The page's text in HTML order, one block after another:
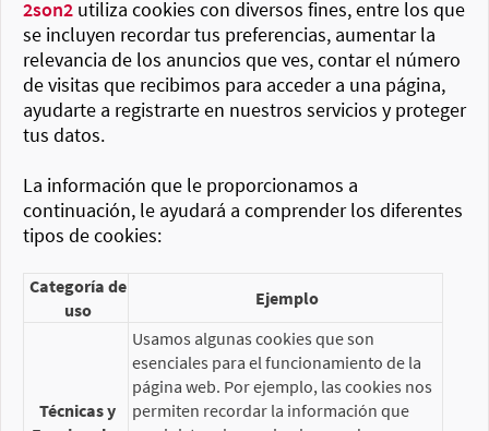
2son2 utiliza cookies con diversos fines, entre los que
se incluyen recordar tus preferencias, aumentar la
relevancia de los anuncios que ves, contar el número
de visitas que recibimos para acceder a una página,
ayudarte a registrarte en nuestros servicios y proteger
tus datos.
La información que le proporcionamos a
continuación, le ayudará a comprender los diferentes
tipos de cookies:
Categoría de
uso
Ejemplo
Técnicas y
Usamos algunas cookies que son
esenciales para el funcionamiento de la
página web. Por ejemplo, las cookies nos
permiten recordar la información que